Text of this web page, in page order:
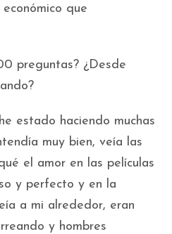
que
preguntas? ¿Desde
estado haciendo muchas
muy bien, veía las
el amor en las películas
y perfecto y en la
a mi alrededor, eran
y hombres